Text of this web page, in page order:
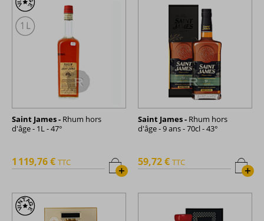
Saint James - Rhum hors
d'âge - 1L - 47°
+
1 119,76 € TTC
Saint James - Rhum hors
d'âge - 9 ans - 70cl - 43°
+
59,72 € TTC